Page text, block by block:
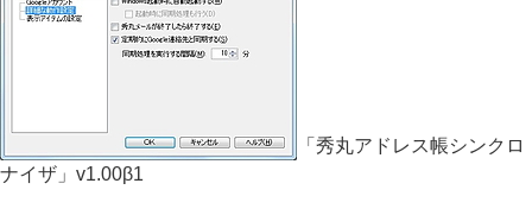
「秀丸アドレス帳シンクロ
ナイザ」v1.00β1